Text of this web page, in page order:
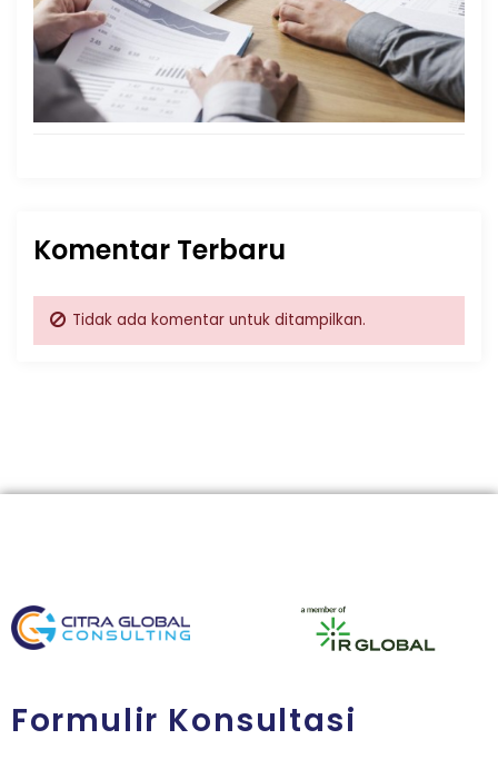
Komentar Terbaru
Tidak ada komentar untuk ditampilkan.
Formulir Konsultasi